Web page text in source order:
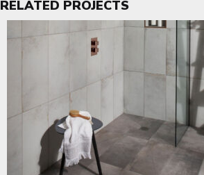
RELATED PROJECTS